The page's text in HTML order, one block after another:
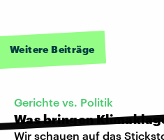
Weitere Beiträge
Gerichte vs. Politik
Was bringen
Wir schauen auf das